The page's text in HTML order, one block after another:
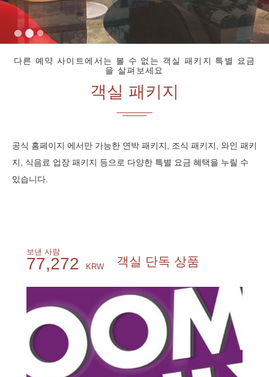
객실 패키지
다른 예약 사이트에서는 볼 수 없는 객실 패키지 특별 요금
을 살펴보세요
공식 홈페이지 에서만 가능한 연박 패키지, 조식 패키지, 와인 패키
지, 식음료 업장 패키지 등으로 다양한 특별 요금 혜택을 누릴 수
있습니다.
보낸 사람
77,272 KRW 객실 단독 상품